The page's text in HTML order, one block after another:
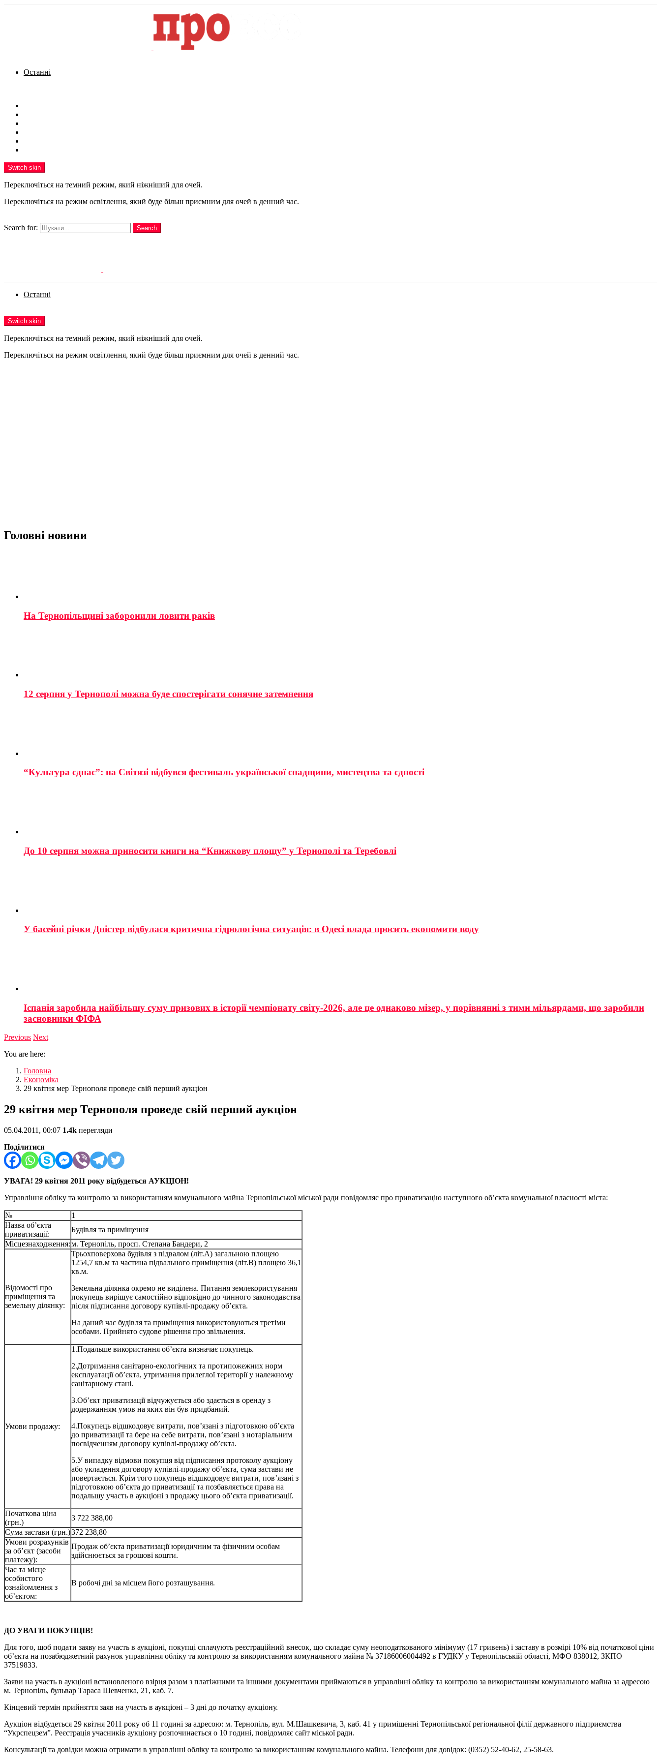
Останні
Switch skin
Переключіться на темний режим, який ніжніший для очей.
Переключіться на режим освітлення, який буде більш приємним для очей в денний час.
Search for:
Search
Останні
Switch skin
Переключіться на темний режим, який ніжніший для очей.
Переключіться на режим освітлення, який буде більш приємним для очей в денний час.
Головні новини
На Тернопільщині заборонили ловити раків
12 серпня у Тернополі можна буде спостерігати сонячне затемнення
“Культура єднає”: на Світязі відбувся фестиваль української спадщини, мистецтва та єдності
До 10 серпня можна приносити книги на “Книжкову площу” у Тернополі та Теребовлі
У басейні річки Дністер відбулася критична гідрологічна ситуація: в Одесі влада просить економити воду
Іспанія заробила найбільшу суму призових в історії чемпіонату світу-2026, але це однаково мізер, у порівнянні з тими мільярдами, що заробили
засновники ФІФА
Previous Next
You are here:
Головна
Економіка
29 квітня мер Тернополя проведе свій перший аукціон
29 квітня мер Тернополя проведе свій перший аукціон
05.04.2011, 00:07 1.4k перегляди
Поділитися
УВАГА! 29 квітня 2011 року відбудеться АУКЦІОН!
Управління обліку та контролю за використанням комунального майна Тернопільської міської ради повідомляє про приватизацію наступного об’єкта комунальної власності міста:
№
1
Назва об’єкта
приватизації:
Будівля та приміщення
Місцезнаходження:м. Тернопіль, просп. Степана Бандери, 2
Відомості про
приміщення та
земельну ділянку:
Трьохповерхова будівля з підвалом (літ.А) загальною площею
1254,7 кв.м та частина підвального приміщення (літ.В) площею 36,1
кв.м.
Земельна ділянка окремо не виділена. Питання землекористування
покупець вирішує самостійно відповідно до чинного законодавства
після підписання договору купівлі-продажу об’єкта.
На даний час будівля та приміщення використовуються третіми
особами. Прийнято судове рішення про звільнення.
Умови продажу:
1.Подальше використання об’єкта визначає покупець.
2.Дотримання санітарно-екологічних та протипожежних норм
експлуатації об’єкта, утримання прилеглої території у належному
санітарному стані.
3.Об’єкт приватизації відчужується або здається в оренду з
додержанням умов на яких він був придбаний.
4.Покупець відшкодовує витрати, пов’язані з підготовкою об’єкта
до приватизації та бере на себе витрати, пов’язані з нотаріальним
посвідченням договору купівлі-продажу об’єкта.
5.У випадку відмови покупця від підписання протоколу аукціону
або укладення договору купівлі-продажу об’єкта, сума застави не
повертається. Крім того покупець відшкодовує витрати, пов’язані з
підготовкою об’єкта до приватизації та позбавляється права на
подальшу участь в аукціоні з продажу цього об’єкта приватизації.
Початкова ціна
(грн.)
3 722 388,00
Сума застави (грн.)372 238,80
Умови розрахунків
за об’єкт (засоби
платежу):
Продаж об’єкта приватизації юридичним та фізичним особам
здійснюється за грошові кошти.
Час та місце
особистого
ознайомлення з
об’єктом:
В робочі дні за місцем його розташування.
ДО УВАГИ ПОКУПЦІВ!
Для того, щоб подати заяву на участь в аукціоні, покупці сплачують реєстраційний внесок, що складає суму неоподаткованого мінімуму (17 гривень) і заставу в розмірі 10% від початкової ціни
об’єкта на позабюджетний рахунок управління обліку та контролю за використанням комунального майна № 37186006004492 в ГУДКУ у Тернопільській області, МФО 838012, ЗКПО
37519833.
Заяви на участь в аукціоні встановленого взірця разом з платіжними та іншими документами приймаються в управлінні обліку та контролю за використанням комунального майна за адресою
м. Тернопіль, бульвар Тараса Шевченка, 21, каб. 7.
Кінцевий термін прийняття заяв на участь в аукціоні – 3 дні до початку аукціону.
Аукціон відбудеться 29 квітня 2011 року об 11 годині за адресою: м. Тернопіль, вул. М.Шашкевича, 3, каб. 41 у приміщенні Тернопільської регіональної філії державного підприємства
“Укрспецзем”. Реєстрація учасників аукціону розпочинається о 10 годині, повідомляє сайт міської ради.
Консультації та довідки можна отримати в управлінні обліку та контролю за використанням комунального майна. Телефони для довідок: (0352) 52-40-62, 25-58-63.